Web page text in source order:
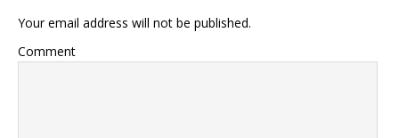
Your email address will not be published.
Comment